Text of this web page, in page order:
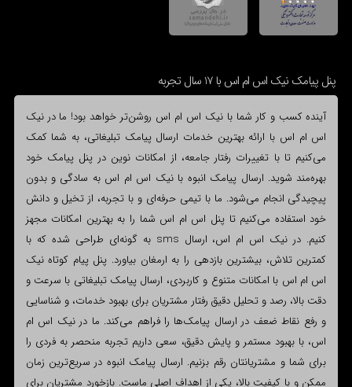
پنل پیامک نیک اس ام اس با 17 سال تجربه
آینده کسب و کار شما با نیک اس ام اس روشن‌تر خواهد بود! ما در نیک
اس ام اس با ارائه بهترین خدمات ارسال پیامک تبلیغاتی، به شما کمک
می‌کنیم تا با تغییرات رفتار جامعه، از امکانات نوین در پنل پیامک خود
بهره‌مند شوید. ارسال پیامک انبوه با نیک اس ام اس به سادگی و بدون
پیچیدگی انجام می‌شود. ما با تیمی حرفه‌ای و با تجربه، از تخیل و دانش
خود استفاده می‌کنیم تا پنل اس ام اس شما را به بهترین امکانات مجهز
کنیم. در نیک اس ام اس، ارسال sms به گونه‌ای طراحی شده که با
کمترین تلاش، بیشترین بازدهی را به ارمغان بیاورد. پنل پیام کوتاه نیک
اس ام اس با امکانات متنوع و کاربردی، ارسال پیامک تبلیغاتی با سرعت و
دقت بالا، رصد و تحلیل دقیق رفتار مشتریان برای بهبود خدمات، و شناسایی
و رفع نقاط ضعف در ارسال پیامک‌ها را فراهم می‌کند. ما در نیک اس ام
اس، با بهبود مستمر و پایش دقیق، سعی داریم تجربه منحصر به فردی را
برای شما و مشتریانتان رقم بزنیم. ارسال پیامک انبوه در سریع‌ترین زمان
ممکن و با کیفیت بالا، یکی از اهداف اصلی ماست. بازخورد مشتریان برای